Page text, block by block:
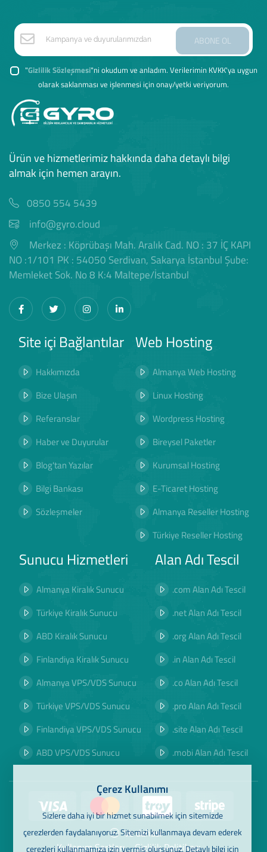
ABONE OL
"Gizlilik Sözleşmesi"ni okudum ve anladım. Verilerimin KVKK'ya uygun
olarak saklanması ve işlenmesi için onay/yetki veriyorum.
Ürün ve hizmetlerimiz hakkında daha detaylı bilgi
almak için hemen arayın.
0850 554 5439
info@gyro.cloud
Merkez : Köprübaşı Mah. Aralık Cad. NO : 37 İÇ KAPI
NO :1/101 PK : 54050 Serdivan, Sakarya İstanbul Şube:
Memleket Sok. No 8 K:4 Maltepe/İstanbul
Site içi Bağlantılar
Hakkımızda
Bize Ulaşın
Referanslar
Haber ve Duyurular
Blog'tan Yazılar
Bilgi Bankası
Sözleşmeler
Web Hosting
Almanya Web Hosting
Linux Hosting
Wordpress Hosting
Bireysel Paketler
Kurumsal Hosting
E-Ticaret Hosting
Almanya Reseller Hosting
Türkiye Reseller Hosting
Sunucu Hizmetleri
Almanya Kiralık Sunucu
Türkiye Kiralık Sunucu
ABD Kiralık Sunucu
Finlandiya Kiralık Sunucu
Almanya VPS/VDS Sunucu
Türkiye VPS/VDS Sunucu
Finlandiya VPS/VDS Sunucu
ABD VPS/VDS Sunucu
Alan Adı Tescil
.com Alan Adı Tescil
.net Alan Adı Tescil
.org Alan Adı Tescil
.in Alan Adı Tescil
.co Alan Adı Tescil
.pro Alan Adı Tescil
.site Alan Adı Tescil
.mobi Alan Adı Tescil
Ve dahası
Kullanım Şartları
Gizlilik Politikası
Çerez Kullanımı
Sizlere daha iyi bir hizmet sunabilmek için sitemizde
çerezlerden faydalanıyoruz. Sitemizi kullanmaya devam ederek
çerezleri kullanmamıza izin vermiş olursunuz. Detaylı bilgi için